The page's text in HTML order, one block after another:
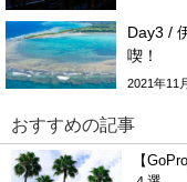
Day3 /
喫！
2021年11
おすすめの記事
【